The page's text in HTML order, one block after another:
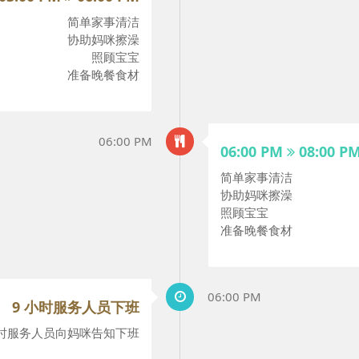
简单家事清洁
协助妈咪擦澡
照顾宝宝
准备晚餐食材
06:00 PM
06:00 PM 08:00
简单家事清洁
协助妈咪擦澡
照顾宝宝
准备晚餐食材
06:00 PM
9 小时服务人员下班
服务人员向妈咪告知下班